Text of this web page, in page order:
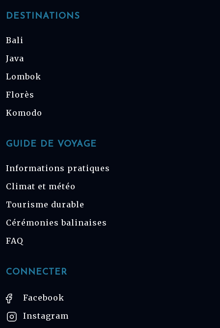
DESTINATIONS
Bali
Java
Lombok
Florès
Komodo
GUIDE DE VOYAGE
Informations pratiques
Climat et météo
Tourisme durable
Cérémonies balinaises
FAQ
CONNECTER
Facebook
Instagram